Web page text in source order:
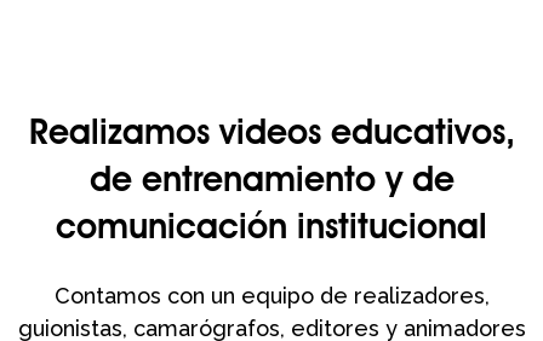
Realizamos videos educativos,
de entrenamiento y de
comunicación institucional
Contamos con un equipo de realizadores,
guionistas, camarógrafos, editores y animadores